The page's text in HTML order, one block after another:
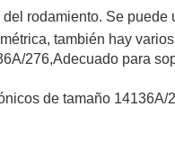
rodamiento. Se
también hay
276,Adecuado para
de tamaño 14136A/